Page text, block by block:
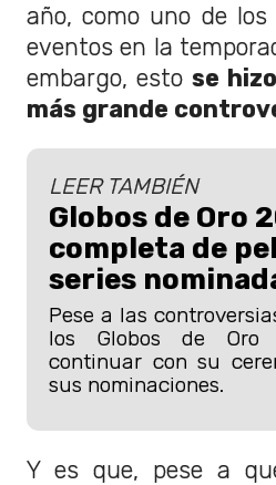
año, como uno de
eventos en la
embargo, esto se
más grande
LEER TAMBIÉN
Globos de Oro
completa de
series
Pese a las
los Globos de Oro
continuar con su
sus nominaciones.
Y es que, pese a